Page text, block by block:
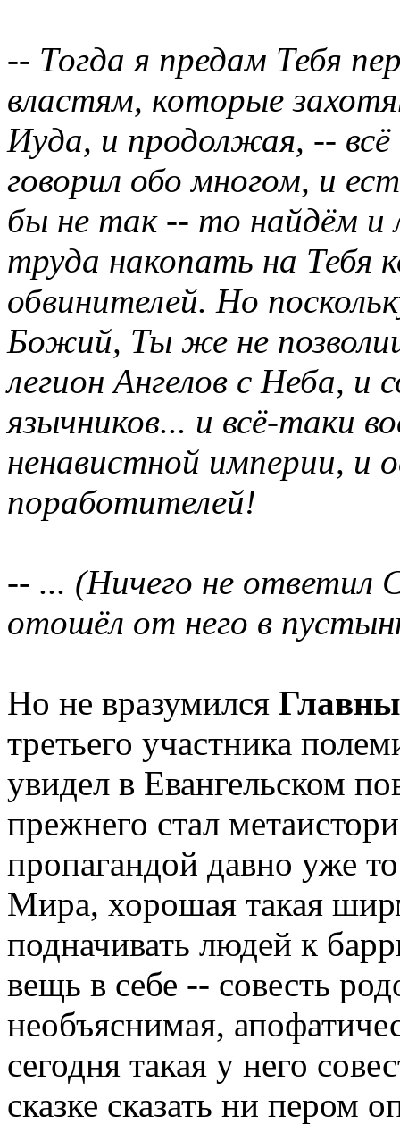
-- Тогда я предам Тебя
властям, которые
Иуда, и продолжая, -- всё
говорил обо многом, и
бы не так -- то найдём и
труда накопать на Тебя
обвинителей. Но
Божий, Ты же не
легион Ангелов с Неба, и
язычников... и всё-таки
ненавистной империи, и
поработителей!
-- ... (Ничего не ответил
отошёл от него в
Но не вразумился
третьего участника
увидел в Евангельском
прежнего стал
пропагандой давно уже
Мира, хорошая такая
подначивать людей к
вещь в себе -- совесть
необъяснимая,
сегодня такая у него
сказке сказать ни пером